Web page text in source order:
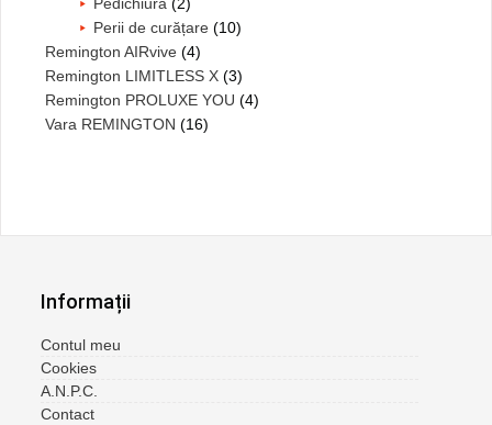
Perii de curățare (10)
Remington AIRvive (4)
Remington LIMITLESS X (3)
Remington PROLUXE YOU (4)
Vara REMINGTON (16)
Informații
Contul meu
Cookies
A.N.P.C.
Contact